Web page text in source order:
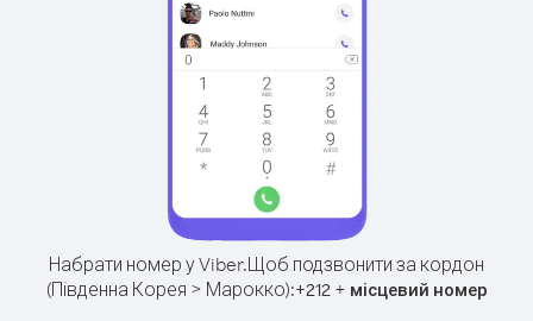
Набрати номер у Viber.Щоб подзвонити за кордон
(Південна Корея > Марокко):+212+ місцевий номер